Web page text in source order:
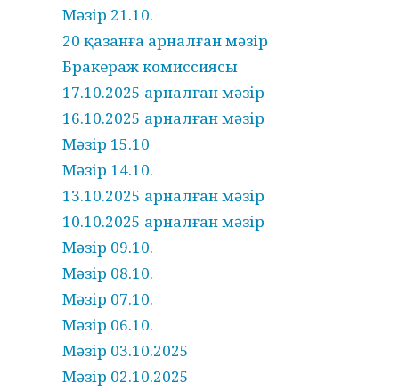
Мәзір 21.10.
20 қазанға арналған мәзір
Бракераж комиссиясы
17.10.2025 арналған мәзір
16.10.2025 арналған мәзір
Мәзір 15.10
Мәзір 14.10.
13.10.2025 арналған мәзір
10.10.2025 арналған мәзір
Мәзір 09.10.
Мәзір 08.10.
Мәзір 07.10.
Мәзір 06.10.
Мәзір 03.10.2025
Мәзір 02.10.2025